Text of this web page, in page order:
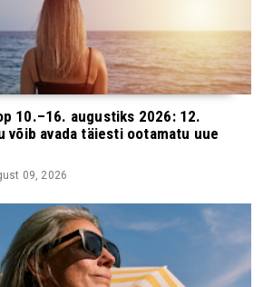
10.–16. augustiks 2026: 12.
võib avada täiesti ootamatu uue
09, 2026